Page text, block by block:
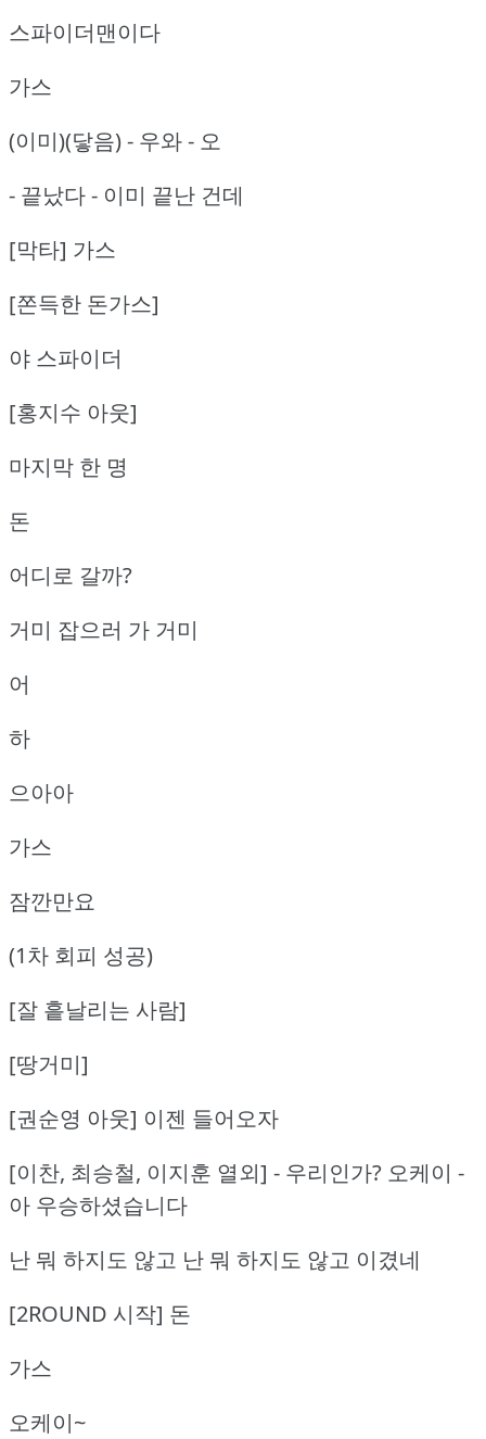
스파이더맨이다
가스
(이미)(닿음) - 우와 - 오
- 끝났다 - 이미 끝난 건데
[막타] 가스
[쫀득한 돈가스]
야 스파이더
[홍지수 아웃]
마지막 한 명
돈
어디로 갈까?
거미 잡으러 가 거미
어
하
으아아
가스
잠깐만요
(1차 회피 성공)
[잘 흩날리는 사람]
[땅거미]
[권순영 아웃] 이젠 들어오자
[이찬, 최승철, 이지훈 열외] - 우리인가? 오케이 -
아 우승하셨습니다
난 뭐 하지도 않고 난 뭐 하지도 않고 이겼네
[2ROUND 시작] 돈
가스
오케이~